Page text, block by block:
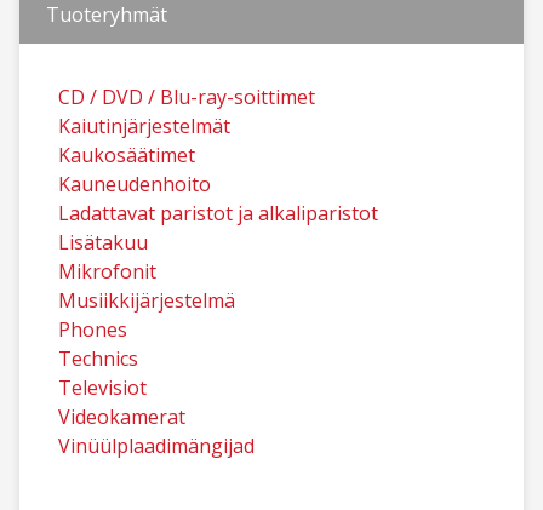
Tuoteryhmät
CD / DVD / Blu-ray-soittimet
Kaiutinjärjestelmät
Kaukosäätimet
Kauneudenhoito
Ladattavat paristot ja alkaliparistot
Lisätakuu
Mikrofonit
Musiikkijärjestelmä
Phones
Technics
Televisiot
Videokamerat
Vinüülplaadimängijad